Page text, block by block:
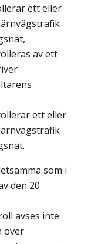
ett eller
av ett
ett eller
som i
den 20
avses inte
över